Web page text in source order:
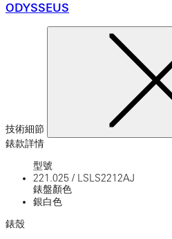
ODYSSEUS
技術細節
錶款詳情
型號
221.025 /
LSLS2212AJ
錶盤顏色
銀白色
錶殼